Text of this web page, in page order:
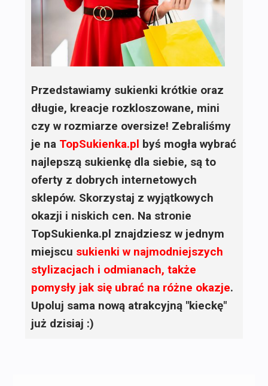
Przedstawiamy sukienki krótkie oraz
długie, kreacje rozkloszowane, mini
czy w rozmiarze oversize! Zebraliśmy
je na TopSukienka.pl byś mogła wybrać
najlepszą sukienkę dla siebie, są to
oferty z dobrych internetowych
sklepów. Skorzystaj z wyjątkowych
okazji i niskich cen. Na stronie
TopSukienka.pl znajdziesz w jednym
miejscu sukienki w najmodniejszych
stylizacjach i odmianach, także
pomysły jak się ubrać na różne okazje.
Upoluj sama nową atrakcyjną "kieckę"
już dzisiaj :)